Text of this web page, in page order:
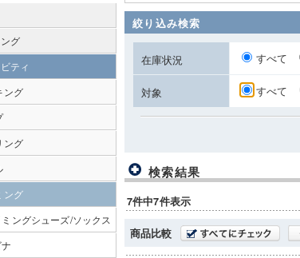
絞り込み検索
在庫状況 すべて
対象 すべて
検索結果
7件中7件表示
商品比較
グ
ティ
ング
ング
ング
ングシューズ/ソックス